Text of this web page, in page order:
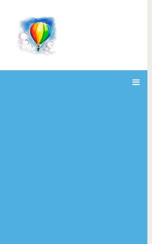
от парикмахера из
стесняются седины, а